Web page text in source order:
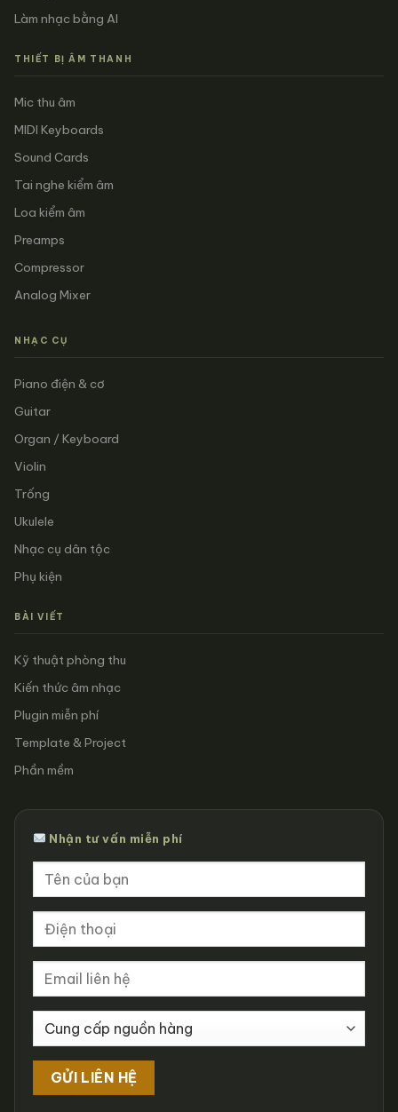
Làm nhạc bằng AI
THIẾT BỊ ÂM THANH
Mic thu âm
MIDI Keyboards
Sound Cards
Tai nghe kiểm âm
Loa kiểm âm
Preamps
Compressor
Analog Mixer
NHẠC CỤ
Piano điện & cơ
Guitar
Organ / Keyboard
Violin
Trống
Ukulele
Nhạc cụ dân tộc
Phụ kiện
BÀI VIẾT
Kỹ thuật phòng thu
Kiến thức âm nhạc
Plugin miễn phí
Template & Project
Phần mềm
Nhận tư vấn miễn phí